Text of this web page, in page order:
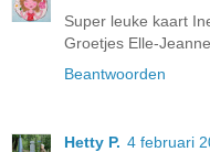
Super leuke kaart
Groetjes Elle-Jeanne
Beantwoorden
Hetty P. 4 februari